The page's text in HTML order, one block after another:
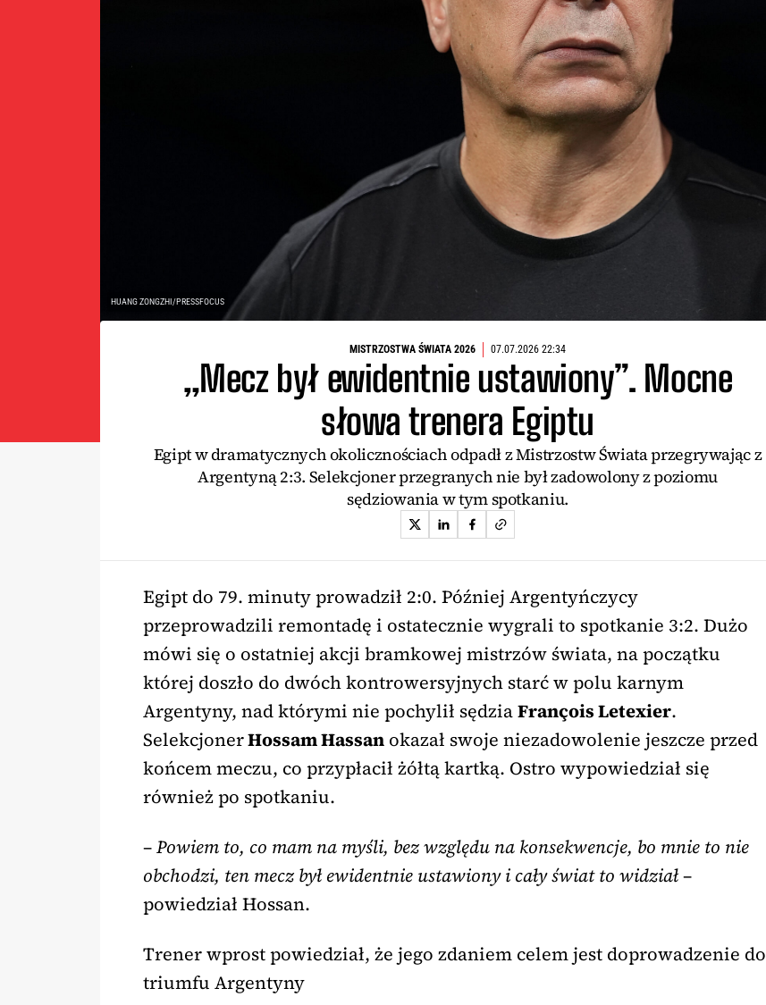
HUANG ZONGZHI/PRESSFOCUS
MISTRZOSTWA ŚWIATA 2026 07.07.2026 22:34
„Mecz był ewidentnie ustawiony”. Mocne
słowa trenera Egiptu
Egipt w dramatycznych okolicznościach odpadł z Mistrzostw Świata przegrywając z
Argentyną 2:3. Selekcjoner przegranych nie był zadowolony z poziomu
sędziowania w tym spotkaniu.
Egipt do 79. minuty prowadził 2:0. Później Argentyńczycy
przeprowadzili remontadę i ostatecznie wygrali to spotkanie 3:2. Dużo
mówi się o ostatniej akcji bramkowej mistrzów świata, na początku
której doszło do dwóch kontrowersyjnych starć w polu karnym
Argentyny, nad którymi nie pochylił sędziaFrançois Letexier.
SelekcjonerHossam Hassan okazał swoje niezadowolenie jeszcze przed
końcem meczu, co przypłacił żółtą kartką. Ostro wypowiedział się
również po spotkaniu.
–Powiem to, co mam na myśli, bez względu na konsekwencje, bo mnie to nie
obchodzi, ten mecz był ewidentnie ustawiony i cały świat to widział–
powiedział Hossan.
Trener wprost powiedział, że jego zdaniem celem jest doprowadzenie do
triumfu Argentyny